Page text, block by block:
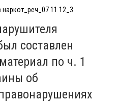
наркот_реч_07 11 12_3
составлен
по ч. 1
об